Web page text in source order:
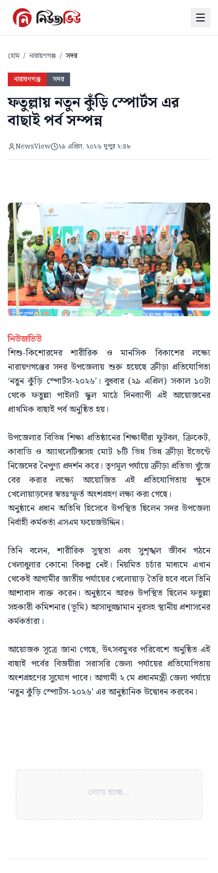
হোম / নারায়ণগঞ্জ / সদর
নারায়ণগঞ্জ সদর
ফতুল্লায় নতুন কুঁড়ি স্পোর্টস এর
বাছাই পর্ব সম্পন্ন
NewsView ২৯ এপ্রিল, ২০২৬ দুপুর ২:৪৮
নিউজভিউ
শিশু-কিশোরদের শারীরিক ও মানসিক বিকাশের লক্ষ্যে
নারায়ণগঞ্জের সদর উপজেলায় শুরু হয়েছে ক্রীড়া প্রতিযোগিতা
‘নতুন কুঁড়ি স্পোর্টস-২০২৬’। বুধবার (২৯ এপ্রিল) সকাল ১০টা
থেকে ফতুল্লা পাইলট স্কুল মাঠে দিনব্যাপী এই আয়োজনের
প্রাথমিক বাছাই পর্ব অনুষ্ঠিত হয়।
​উপজেলার বিভিন্ন শিক্ষা প্রতিষ্ঠানের শিক্ষার্থীরা ফুটবল, ক্রিকেট,
কাবাডি ও অ্যাথলেটিক্সসহ মোট ৮টি ভিন্ন ভিন্ন ক্রীড়া ইভেন্টে
নিজেদের নৈপুণ্য প্রদর্শন করে। তৃণমূল পর্যায়ে ক্রীড়া প্রতিভা খুঁজে
বের করার লক্ষ্যে আয়োজিত এই প্রতিযোগিতায় ক্ষুদে
খেলোয়াড়দের স্বতঃস্ফূর্ত অংশগ্রহণ লক্ষ্য করা গেছে।
​অনুষ্ঠানে প্রধান অতিথি হিসেবে উপস্থিত ছিলেন সদর উপজেলা
নির্বাহী কর্মকর্তা এসএম ফয়েজউদ্দিন।
তিনি বলেন, শারীরিক সুস্থতা এবং সুশৃঙ্খল জীবন গঠনে
খেলাধুলার কোনো বিকল্প নেই। নিয়মিত চর্চার মাধ্যমে এখান
থেকেই আগামীর জাতীয় পর্যায়ের খেলোয়াড় তৈরি হবে বলে তিনি
আশাবাদ ব্যক্ত করেন। অনুষ্ঠানে আরও উপস্থিত ছিলেন ফতুল্লা
সহকারী কমিশনার (ভূমি) আসাদুজ্জামান নূরসহ স্থানীয় প্রশাসনের
কর্মকর্তারা।
​আয়োজক সূত্রে জানা গেছে, উৎসবমুখর পরিবেশে অনুষ্ঠিত এই
বাছাই পর্বের বিজয়ীরা সরাসরি জেলা পর্যায়ের প্রতিযোগিতায়
অংশগ্রহণের সুযোগ পাবে। আগামী ২ মে প্রধানমন্ত্রী জেলা পর্যায়ে
‘নতুন কুঁড়ি স্পোর্টস-২০২৬’ এর আনুষ্ঠানিক উদ্বোধন করবেন।
লোড হচ্ছে...